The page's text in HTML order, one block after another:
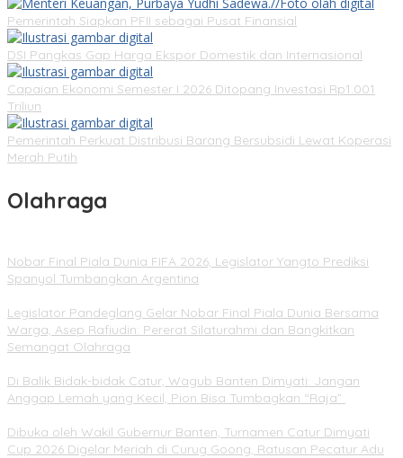
Pemerintah Siapkan PFII sebagai Pusat Finansial
DSI Pangkas Gap Harga Ekspor Domestik dan Internasional
Capaian Ekonomi Semester I 2026 Ditopang Investasi Rp1.001
Triliun
Pemerintah Perkuat Distribusi Barang Bersubsidi Lewat Koperasi
Merah Putih
Olahraga
Nobar Final Piala Dunia FIFA 2026, Legislator Yangto Prediksi
Spanyol Tumbangkan Argentina
Legislator Pandeglang Gelar Nobar Final Piala Dunia Bersama
Warga, Asep Rafiudin: Pererat Silaturahmi dan Bangkitkan
Semangat Olahraga
Di Balik Bidak-bidak Catur, Wagub Banten Dimyati: Jangan
Anggap Lemah yang Kecil, Pion Bisa Tumbagkan “Raja”
Dibuka oleh Wakil Gubernur Banten, Turnamen Catur Dimyati
Cup 2026 Digelar Meriah di Curug Goong, Ratusan Pecatur Adu